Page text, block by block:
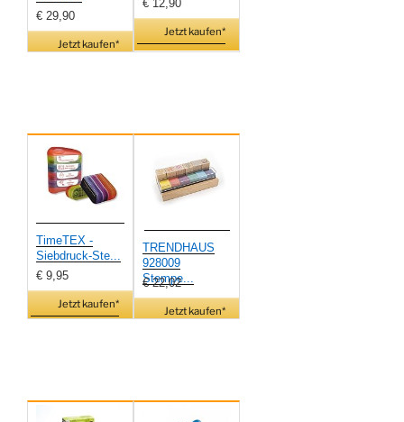
€ 29,90
Jetzt kaufen*
€ 12,90
Jetzt kaufen*
TimeTEX -
Siebdruck-Ste...
€ 9,95
Jetzt kaufen*
TRENDHAUS
928009
Stempe...
€ 22,02
Jetzt kaufen*